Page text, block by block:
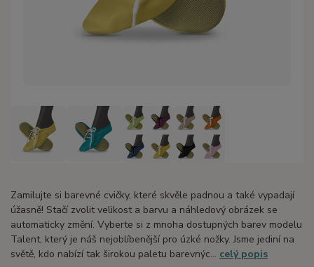
Zamilujte si barevné cvičky, které skvěle padnou a také vypadají
úžasně! Stačí zvolit velikost a barvu a náhledový obrázek se
automaticky změní. Vyberte si z mnoha dostupných barev modelu
Talent, který je náš nejoblíbenější pro úzké nožky. Jsme jediní na
světě, kdo nabízí tak širokou paletu barevnýc... celý popis